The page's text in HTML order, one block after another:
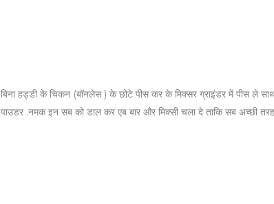
बिना हड्डी के चिकन (बॉनलेस ) के छोटे पीस कर के मिक्सर ग्राइंडर में पीस ले साथ
पाउडर .नमक इन सब को डाल कर एब बार और मिक्सी चला दे ताकि सब अच्छी